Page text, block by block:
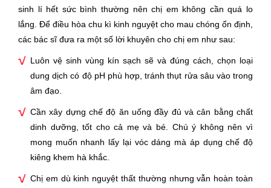
sinh lí hết sức bình thường nên chị em không cần quá lo
lắng. Để điều hòa chu kì kinh nguyệt cho mau chóng ổn định,
các bác sĩ đưa ra một số lời khuyên cho chị em như sau:
Luôn vệ sinh vùng kín sạch sẽ và đúng cách, chọn loại
dung dịch có độ pH phù hợp, tránh thụt rửa sâu vào trong
âm đạo.
Cần xây dựng chế độ ăn uống đầy đủ và cân bằng chất
dinh dưỡng, tốt cho cả mẹ và bé. Chú ý không nên vì
mong muốn nhanh lấy lại vóc dáng mà áp dụng chế độ
kiêng khem hà khắc.
Chị em dù kinh nguyệt thất thường nhưng vẫn hoàn toàn